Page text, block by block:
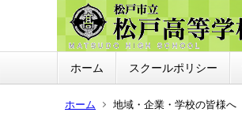
ホーム スクールポリシー
ホーム 地域・企業・学校の皆様へ